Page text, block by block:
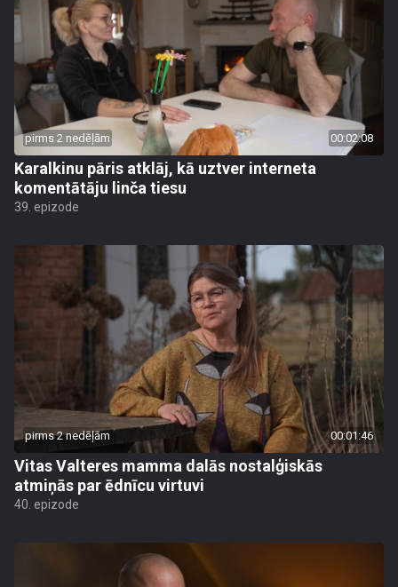
pirms 2 nedēļām 00:02:08
Karalkinu pāris atklāj, kā uztver interneta
komentātāju linča tiesu
39. epizode
pirms 2 nedēļām 00:01:46
Vitas Valteres mamma dalās nostalģiskās
atmiņās par ēdnīcu virtuvi
40. epizode